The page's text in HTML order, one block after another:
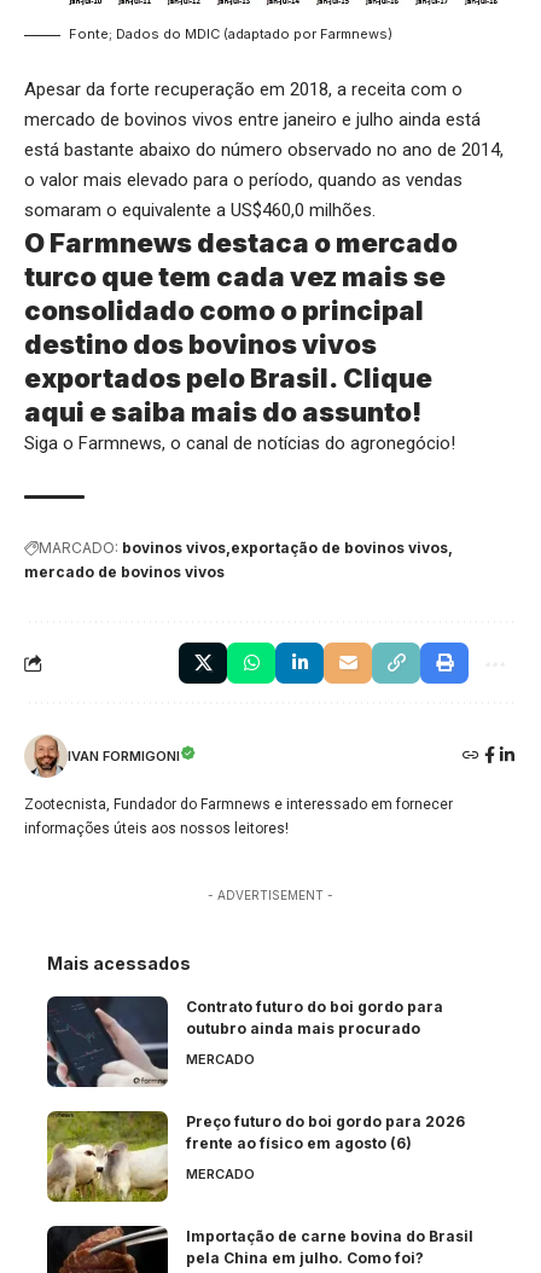
Fonte; Dados do MDIC (adaptado por Farmnews)
Apesar da forte recuperação em 2018, a receita com o
mercado de bovinos vivos entre janeiro e julho ainda está
está bastante abaixo do número observado no ano de 2014,
o valor mais elevado para o período, quando as vendas
somaram o equivalente a US$460,0 milhões.
O Farmnews destaca o mercado
turco que tem cada vez mais se
consolidado como o principal
destino dos bovinos vivos
exportados pelo Brasil. Clique
aqui e saiba mais do assunto!
Siga o Farmnews, o canal de notícias do agronegócio!
MARCADO: bovinos vivos exportação de bovinos vivos
mercado de bovinos vivos
IVAN FORMIGONI
Zootecnista, Fundador do Farmnews e interessado em fornecer
informações úteis aos nossos leitores!
- ADVERTISEMENT -
Mais acessados
Contrato futuro do boi gordo para
outubro ainda mais procurado
MERCADO
Preço futuro do boi gordo para 2026
frente ao físico em agosto (6)
MERCADO
Importação de carne bovina do Brasil
pela China em julho. Como foi?